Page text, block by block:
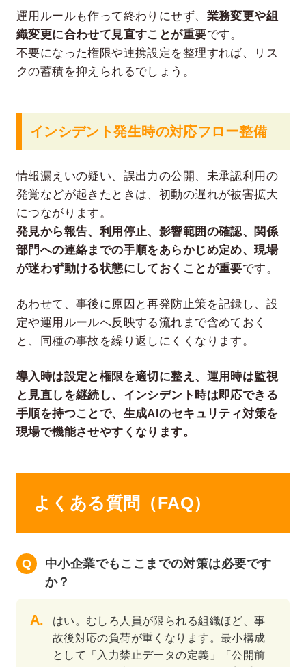
運用ルールも作って終わりにせず、 業務変更や組
織変更に合わせて見直すことが重要です。
不要になった権限や連携設定を整理すれば、リス
クの蓄積を抑えられるでしょう。
インシデント発生時の対応フロー整備
情報漏えいの疑い、誤出力の公開、未承認利用の
発覚などが起きたときは、初動の遅れが被害拡大
につながります。
発見から報告、利用停止、影響範囲の確認、関係
部門への連絡までの手順をあらかじめ定め、現場
が迷わず動ける状態にしておくことが重要です。
あわせて、事後に原因と再発防止策を記録し、設
定や運用ルールへ反映する流れまで含めておく
と、同種の事故を繰り返しにくくなります。
導入時は設定と権限を適切に整え、運用時は監視
と見直しを継続し、インシデント時は即応できる
手順を持つことで、生成AIのセキュリティ対策を
現場で機能させやすくなります。
よくある質問（FAQ）
中小企業でもここまでの対策は必要です
か？
はい。むしろ人員が限られる組織ほど、事
故後対応の負荷が重くなります。最小構成
として「入力禁止データの定義」「公開前